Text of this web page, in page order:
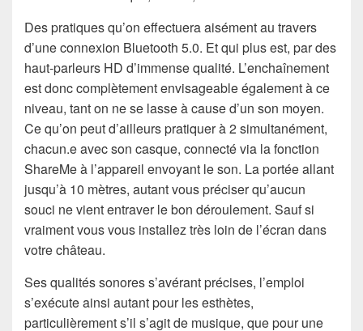
Des pratiques qu’on effectuera aisément au travers
d’une connexion Bluetooth 5.0. Et qui plus est, par des
haut-parleurs HD d’immense qualité. L’enchaînement
est donc complètement envisageable également à ce
niveau, tant on ne se lasse à cause d’un son moyen.
Ce qu’on peut d’ailleurs pratiquer à 2 simultanément,
chacun.e avec son casque, connecté via la fonction
ShareMe à l’appareil envoyant le son. La portée allant
jusqu’à 10 mètres, autant vous préciser qu’aucun
souci ne vient entraver le bon déroulement. Sauf si
vraiment vous vous installez très loin de l’écran dans
votre château.
Ses qualités sonores s’avérant précises, l’emploi
s’exécute ainsi autant pour les esthètes,
particulièrement s’il s’agit de musique, que pour une